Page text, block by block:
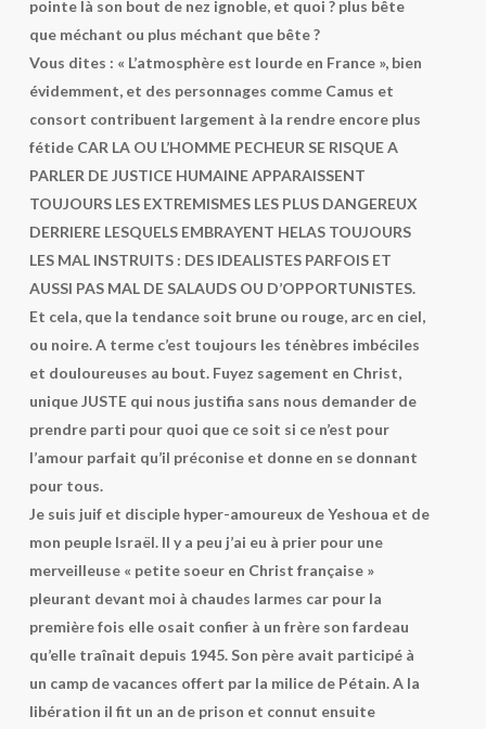
pointe là son bout de nez ignoble, et quoi ? plus bête
que méchant ou plus méchant que bête ?
Vous dites : « L’atmosphère est lourde en France », bien
évidemment, et des personnages comme Camus et
consort contribuent largement à la rendre encore plus
fétide CAR LA OU L’HOMME PECHEUR SE RISQUE A
PARLER DE JUSTICE HUMAINE APPARAISSENT
TOUJOURS LES EXTREMISMES LES PLUS DANGEREUX
DERRIERE LESQUELS EMBRAYENT HELAS TOUJOURS
LES MAL INSTRUITS : DES IDEALISTES PARFOIS ET
AUSSI PAS MAL DE SALAUDS OU D’OPPORTUNISTES.
Et cela, que la tendance soit brune ou rouge, arc en ciel,
ou noire. A terme c’est toujours les ténèbres imbéciles
et douloureuses au bout. Fuyez sagement en Christ,
unique JUSTE qui nous justifia sans nous demander de
prendre parti pour quoi que ce soit si ce n’est pour
l’amour parfait qu’il préconise et donne en se donnant
pour tous.
Je suis juif et disciple hyper-amoureux de Yeshoua et de
mon peuple Israël. Il y a peu j’ai eu à prier pour une
merveilleuse « petite soeur en Christ française »
pleurant devant moi à chaudes larmes car pour la
première fois elle osait confier à un frère son fardeau
qu’elle traînait depuis 1945. Son père avait participé à
un camp de vacances offert par la milice de Pétain. A la
libération il fit un an de prison et connut ensuite